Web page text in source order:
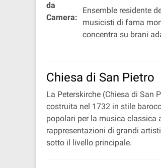
da
Camera:
Ensemble residente
musicisti di fama
concentra su brani
Chiesa di San Pietro
La Peterskirche (Chiesa di San
costruita nel 1732 in stile
popolari per la musica classica
rappresentazioni di grandi
sotto il livello principale.